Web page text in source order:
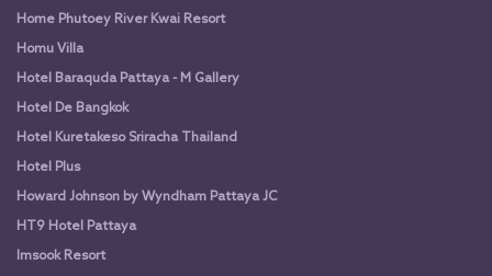
Home Phutoey River Kwai Resort
Homu Villa
Hotel Baraquda Pattaya - M Gallery
Hotel De Bangkok
Hotel Kuretakeso Sriracha Thailand
Hotel Plus
Howard Johnson by Wyndham Pattaya JC
HT9 Hotel Pattaya
Imsook Resort